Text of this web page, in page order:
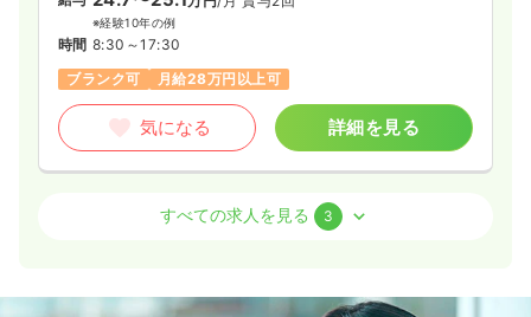
※経験10年の例
時間 8:30～17:30
ブランク可
月給28万円以上可
気になる 詳細を見る
介護・福祉系保健師
20.7〜27.5万円
すべての求人を見る 3